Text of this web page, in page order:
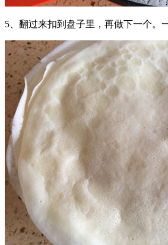
5、翻过来扣到盘子里，再做下一个。